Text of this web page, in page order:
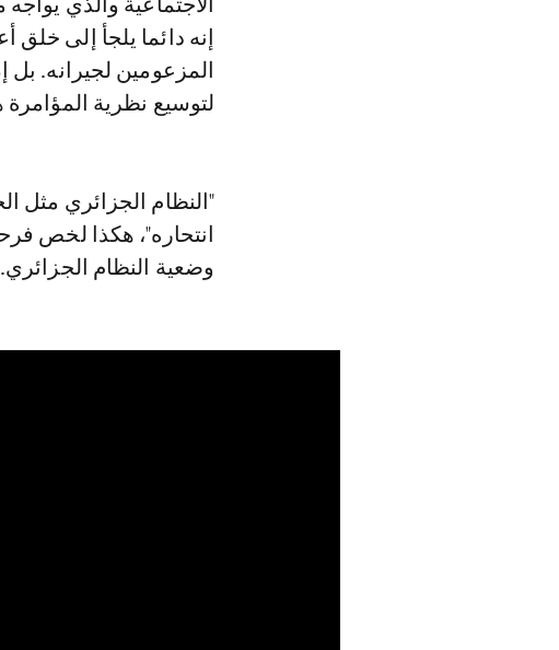
إنه دائما يلجأ إلى خلق
المزعومين لجيرانه.
لتوسيع نظرية
"النظام الجزائري مثل
انتحاره"، هكذا لخص
وضعية النظام الجزائري.